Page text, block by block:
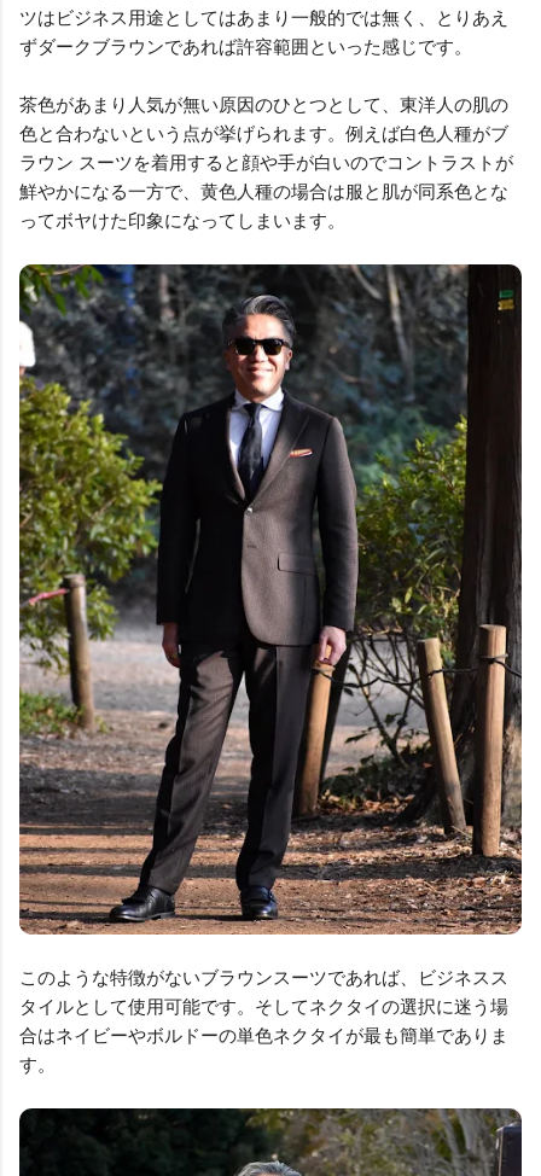
ツはビジネス用途としてはあまり一般的では無く、とりあえ
ずダークブラウンであれば許容範囲といった感じです。
茶色があまり人気が無い原因のひとつとして、東洋人の肌の
色と合わないという点が挙げられます。例えば白色人種がブ
ラウン スーツを着用すると顔や手が白いのでコントラストが
鮮やかになる一方で、黄色人種の場合は服と肌が同系色とな
ってボヤけた印象になってしまいます。
このような特徴がないブラウンスーツであれば、ビジネスス
タイルとして使用可能です。そしてネクタイの選択に迷う場
合はネイビーやボルドーの単色ネクタイが最も簡単でありま
す。